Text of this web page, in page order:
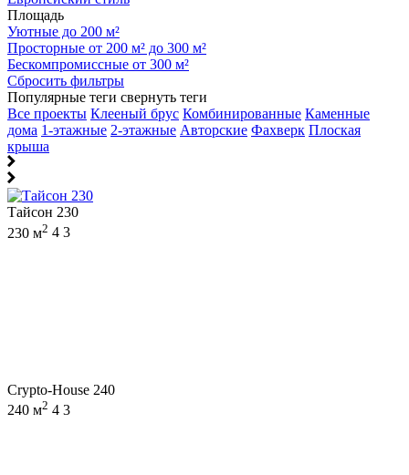
Площадь
Уютные до 200 м²
Просторные от 200 м² до 300 м²
Бескомпромиссные от 300 м²
Сбросить фильтры
Популярные теги свернуть теги
Все проекты Клееный брус Комбинированные Каменные
дома 1-этажные 2-этажные Авторские Фахверк Плоская
крыша
Тайсон 230
230 м2 4 3
Crypto-House 240
240 м2 4 3